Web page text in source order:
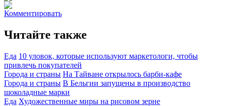
Комментировать
Читайте также
Еда 10 уловок, которые используют маркетологи, чтобы
привлечь покупателей
Города и страны На Тайване открылось барби-кафе
Города и страны В Бельгии запущены в производство
шоколадные марки
Еда Художественные миры на рисовом зерне